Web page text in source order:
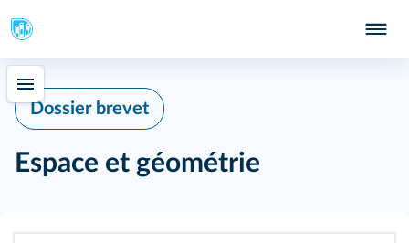
Dossier brevet
Espace et géométrie